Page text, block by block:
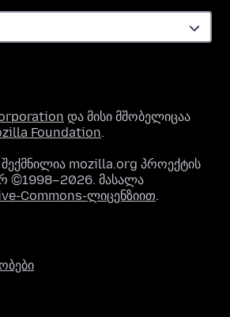
და მისი მშობელიცაა
Foundation.
შექმნილია mozilla.org პროექტის
©1998–2026. მასალა
Commons-ლიცენზიით.